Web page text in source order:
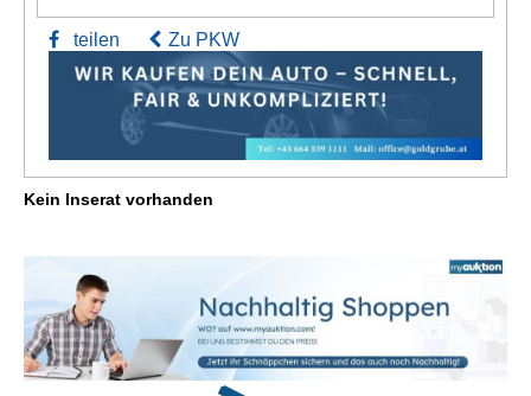
teilen Zu PKW
Kein Inserat vorhanden